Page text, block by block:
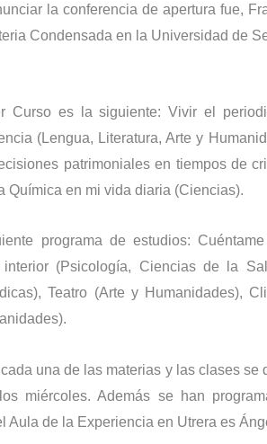
la conferencia de apertura fue,
Condensada en la Universidad de
Curso es la siguiente: Vivir el
(Lengua, Literatura, Arte y
patrimoniales en tiempos de
Química en mi vida diaria (Ciencias).
programa de estudios:
(Psicología, Ciencias de la
Teatro (Arte y Humanidades),
una de las materias y las clases se
miércoles. Además se han
de la Experiencia en Utrera es